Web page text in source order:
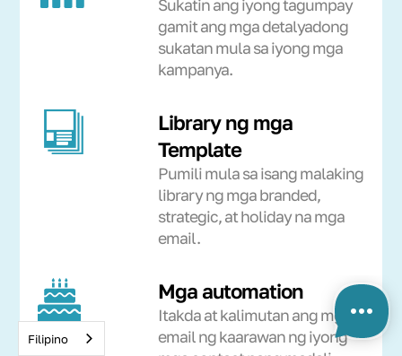
Sukatin ang iyong tagumpay
gamit ang mga detalyadong
sukatan mula sa iyong mga
kampanya.
Library ng mga
Template
Pumili mula sa isang malaking
library ng mga branded,
strategic, at holiday na mga
email.
Mga automation
Itakda at kalimutan ang mga
email ng kaarawan ng iyong
Filipino